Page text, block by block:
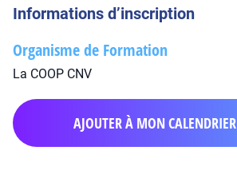
Informations d’inscription
Organisme de Formation
La COOP CNV
AJOUTER À MON CALENDRIER